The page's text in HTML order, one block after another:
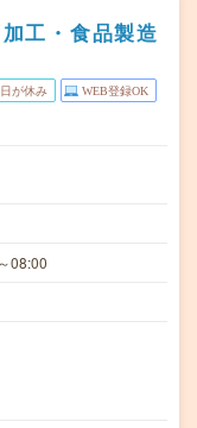
工・食品製造
が休み WEB登録OK
08:00